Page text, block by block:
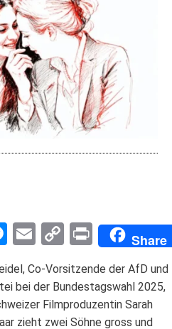
Messenger
EmailCopyPrintShare
Co-Vorsitzende der AfD und
bei der Bundestagswahl 2025,
Filmproduzentin Sarah
zieht zwei Söhne gross und